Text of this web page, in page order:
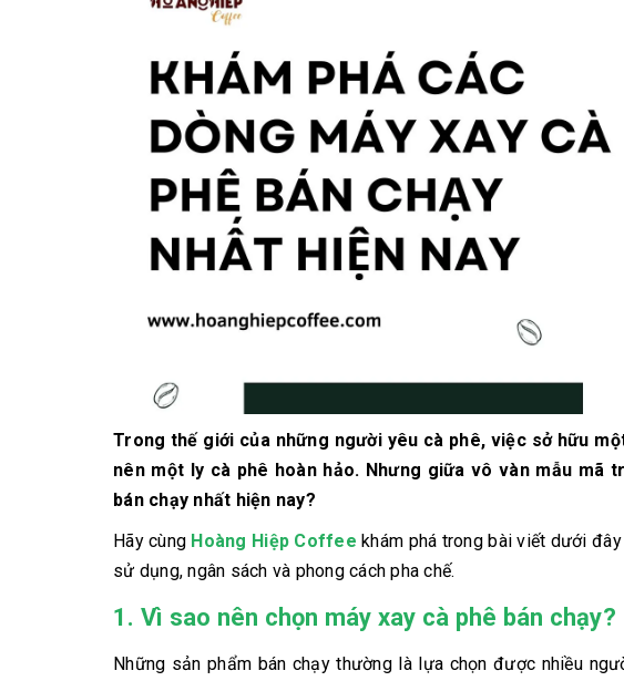
Trong thế giới của những người yêu cà phê, việc sở hữu
nên một ly cà phê hoàn hảo. Nhưng giữa vô vàn mẫu mã
bán chạy nhất hiện nay?
Hãy cùng Hoàng Hiệp Coffee khám phá trong bài viết dưới
sử dụng, ngân sách và phong cách pha chế.
1. Vì sao nên chọn máy xay cà phê bán chạy?
Những sản phẩm bán chạy thường là lựa chọn được nhiều
mộc thơm ngon,
chuẩn vị
10/06/2026
Những tiêu chí đánh
phê nguyên chất
ngon
10/06/2026